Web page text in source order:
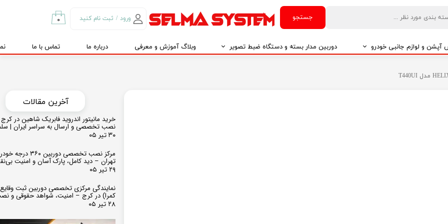
جستجو ورود / ثبت نام کنید
تغییر گذر واژه
۰
و لوازم جانبی خودرو دوربین مدار بسته و دستگاه ضبط تصویر وبلاگ آموزش و معرفی درباره ما تماس با ما
خرید مانیتور اندروید فابریک شاهین در
نصب تخصصی و ارسال به سراسر ایران |
۳۰ تیر ۰۵
مرکز نصب تخصصی
تهران – دید کامل، پارک آسان و امنیت
۲۹ تیر ۰۵
نمایندگی مرکزی تخصصی دوربین ثبت
کمرا) در کرج – امنیت، شواهد حقوقی و
۲۸ تیر ۰۵
​​آخرین مقالات